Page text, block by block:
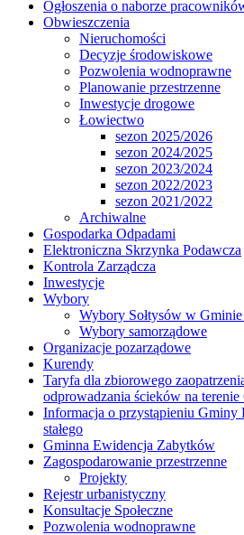
Ogłoszenia o naborze
Obwieszczenia
Nieruchomości
Decyzje środowiskowe
Pozwolenia wodnoprawne
Planowanie przestrzenne
Inwestycje drogowe
Łowiectwo
sezon 2025/2026
sezon 2024/2025
sezon 2023/2024
sezon 2022/2023
sezon 2021/2022
Archiwalne
Gospodarka Odpadami
Elektroniczna Skrzynka Podawcza
Kontrola Zarządcza
Inwestycje
Wybory
Wybory Sołtysów w
Wybory samorządowe
Organizacje pozarządowe
Kurendy
Taryfa dla zbiorowego
odprowadzania ścieków na
Informacja o przystąpieniu
stałego
Gminna Ewidencja Zabytków
Zagospodarowanie przestrzenne
Projekty
Rejestr urbanistyczny
Konsultacje Społeczne
Pozwolenia wodnoprawne